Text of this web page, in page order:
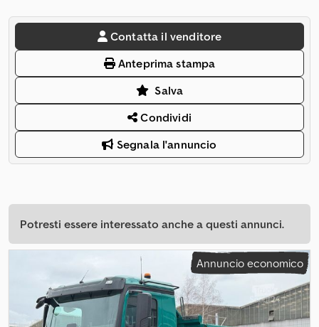
Contatta il venditore
Anteprima stampa
Salva
Condividi
Segnala l'annuncio
Potresti essere interessato anche a questi annunci.
Annuncio economico